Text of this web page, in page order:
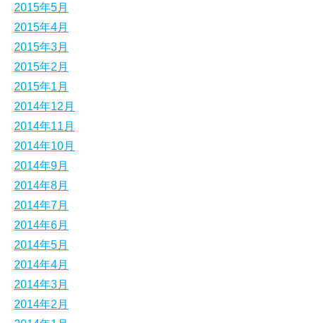
2015年5月
2015年4月
2015年3月
2015年2月
2015年1月
2014年12月
2014年11月
2014年10月
2014年9月
2014年8月
2014年7月
2014年6月
2014年5月
2014年4月
2014年3月
2014年2月